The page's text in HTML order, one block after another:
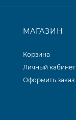
МАГАЗИН
Корзина
Личный кабинет
Оформить заказ